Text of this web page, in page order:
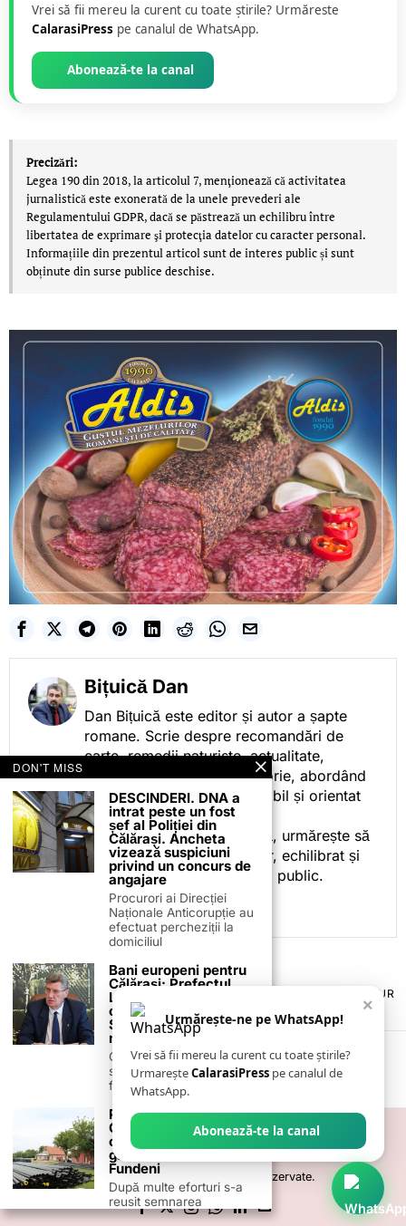
Vrei să fii mereu la curent cu toate știrile? Urmăreste
CalarasiPress pe canalul de WhatsApp.
Abonează-te la canal
Precizări:
Legea 190 din 2018, la articolul 7, menţionează că activitatea
jurnalistică este exonerată de la unele prevederi ale
Regulamentului GDPR, dacă se păstrează un echilibru între
libertatea de exprimare şi protecţia datelor cu caracter personal.
Informațiile din prezentul articol sunt de interes public și sunt
obținute din surse publice deschise.
Bițuică Dan
Dan Bițuică este editor și autor a șapte
romane. Scrie despre recomandări de
carte, remedii naturiste, actualitate,
cotidian politic, sport și istorie, abordând
subiectele într-un stil accesibil și orientat
spre informare.
Prin activitatea sa editorială, urmărește să
ofere cititorilor conținut clar, echilibrat și
relevant, adaptat interesului public.
TERMENI ȘI CONDIȚII
POLITICA DE ANULARE & RETUR
PUBLICITATE ONLINE & TIPĂRITĂ
CONTACT
ZIARUL ANUNȚUL CĂLĂRĂȘEAN
© 2026- Toate drepturile sunt rezervate.
×
Urmărește-ne pe WhatsApp!
Vrei să fii mereu la curent cu toate știrile?
UrmareșteCalarasiPress pe canalul de
WhatsApp.
Abonează-te la canal
DON'T MISS
DESCINDERI. DNA a
intrat peste un fost
șef al Poliției din
Călărași. Ancheta
vizează suspiciuni
privind un concurs de
angajare
Procurori ai Direcției
Naționale Anticorupție au
efectuat percheziții la
domiciliul
Bani europeni pentru
Călărași: Prefectul
Laurențiu State anunță
colaborarea cu ADR
Sud-Muntenia pentru
noi finanțări
Călărașul se pregătește
să intre pe harta
finanțărilor europene, cu
Primarul Gheorghiță
Cărtușanu a semnat
contractul pentru
gaze în localitatea
Fundeni
După multe eforturi s-a
reusit semnarea
contractului de